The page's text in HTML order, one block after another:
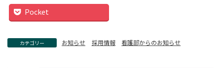
Pocket
カテゴリー お知らせ 採用情報 看護部からのお知らせ